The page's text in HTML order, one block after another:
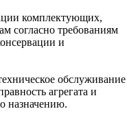
комплектующих,
согласно требованиям
и
обслуживание
агрегата и
назначению.